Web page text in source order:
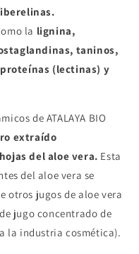
la lignina,
taninos,
(lectinas) y
de ATALAYA BIO
extraído
del aloe vera. Esta
del aloe vera se
otros jugos de aloe vera
jugo concentrado de
la industria cosmética).